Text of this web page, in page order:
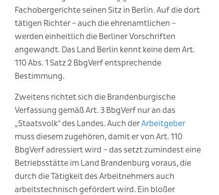
Fachobergerichte seinen Sitz in Berlin. Auf die dort
tätigen Richter – auch die ehrenamtlichen –
werden einheitlich die Berliner Vorschriften
angewandt. Das Land Berlin kennt keine dem Art.
110 Abs. 1 Satz 2 BbgVerf entsprechende
Bestimmung.
Zweitens richtet sich die Brandenburgische
Verfassung gemäß Art. 3 BbgVerf nur an das
„Staatsvolk“ des Landes. Auch derArbeitgeber
muss diesem zugehören, damit er von Art. 110
BbgVerf adressiert wird – das setzt zumindest eine
Betriebsstätte im Land Brandenburg voraus, die
durch die Tätigkeit des Arbeitnehmers auch
arbeitstechnisch gefördert wird. Ein bloßer